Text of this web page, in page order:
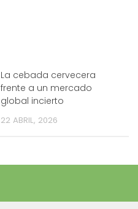
La cebada cervecera
frente a un mercado
global incierto
22 ABRIL, 2026